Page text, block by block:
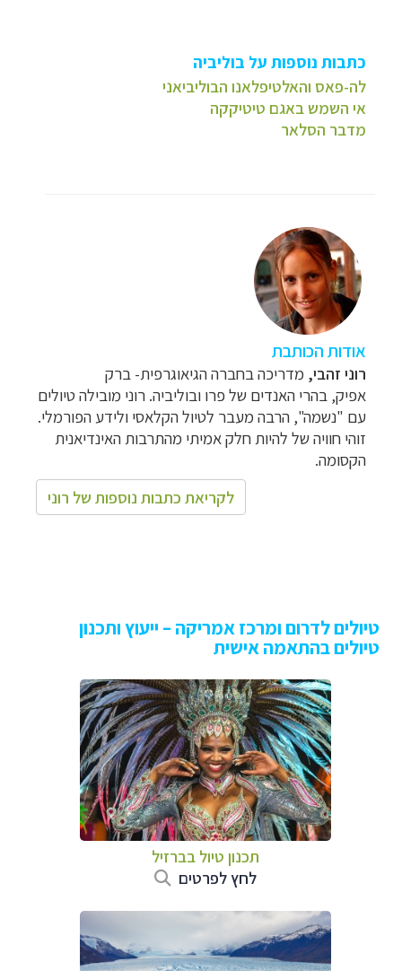
כתבות נוספות על בוליביה
לה-פאס והאלטיפלאנו הבוליביאני
אי השמש באגם טיטיקקה
מדבר הסלאר
אודות הכותבת
רוני זהבי, מדריכה בחברה הגיאוגרפית- ברק
אפיק, בהרי האנדים של פרו ובוליביה. רוני מובילה טיולים
עם "נשמה", הרבה מעבר לטיול הקלאסי ולידע הפורמלי.
זוהי חוויה של להיות חלק אמיתי מהתרבות האינדיאנית
הקסומה.
לקריאת כתבות נוספות של רוני
טיולים לדרום ומרכז אמריקה – ייעוץ ותכנון
טיולים בהתאמה אישית
תכנון טיול בברזיל
לחץ לפרטים